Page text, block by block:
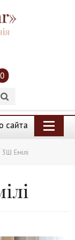
0
сайта
Емілі